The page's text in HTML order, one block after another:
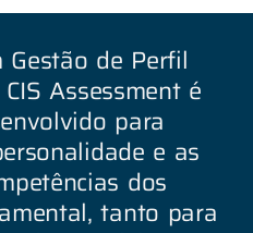
de Perfil
Assessment é
para
e as
dos
tanto para